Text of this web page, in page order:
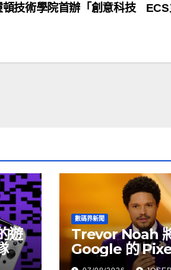
技術學院首辦「創意科技
遊
數碼界新聞
Trevor Noah
Google 的 Pixel
介活動